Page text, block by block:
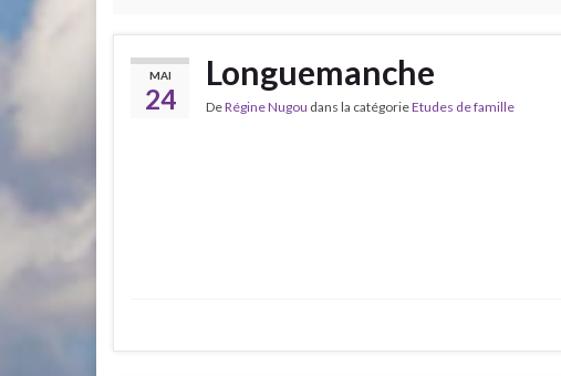
MAI
24
Longuemanche
DeRégine Nugou dans la catégorieEtudes de famille